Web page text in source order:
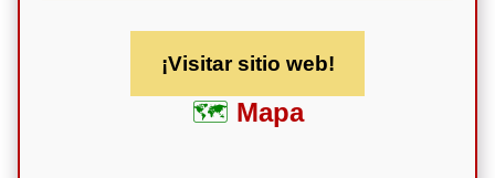
¡Visitar sitio web!
Mapa